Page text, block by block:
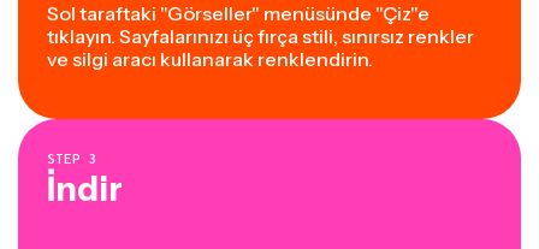
Sol taraftaki "Görseller" menüsünde "Çiz"e
tıklayın. Sayfalarınızı üç fırça stili, sınırsız renkler
ve silgi aracı kullanarak renklendirin.
STEP 3
İndir